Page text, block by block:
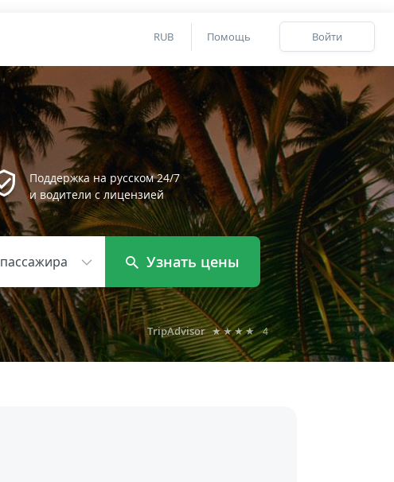
RUB Помощь Войти
Поддержка на русском 24/7
и водители с лицензией
пассажира Узнать цены
TripAdvisor ★★★★ 4